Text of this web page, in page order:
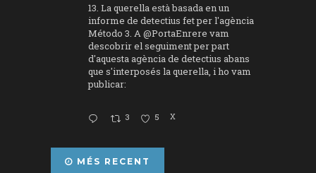
13. La querella està basada en un
informe de detectius fet per l'agència
Método 3. A@PortaEnrere vam
descobrir el seguiment per part
d'aquesta agència de detectius abans
que s'interposés la querella, i ho vam
publicar:
3 5 X
MÉS RECENT